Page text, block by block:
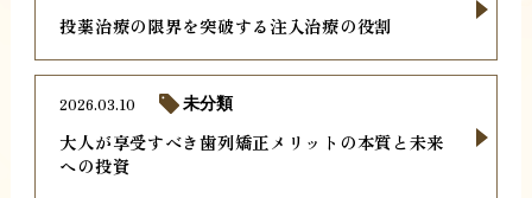
投薬治療の限界を突破する注入治療の役割
大人が享受すべき歯列矯正メリットの本質と未来
への投資
2026.03.10 未分類